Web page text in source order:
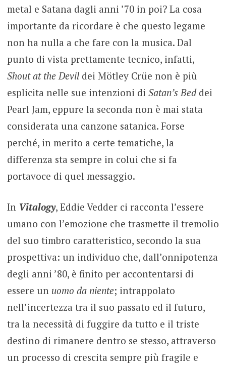
metal e Satana dagli anni ’70 in poi? La cosa
importante da ricordare è che questo legame
non ha nulla a che fare con la musica. Dal
punto di vista prettamente tecnico, infatti,
Shout at the Devildei Mötley Crüe non è più
esplicita nelle sue intenzioni di Satan’s Beddei
Pearl Jam, eppure la seconda non è mai stata
considerata una canzone satanica. Forse
perché, in merito a certe tematiche, la
differenza sta sempre in colui che si fa
portavoce di quel messaggio.
In Vitalogy, Eddie Vedder ci racconta l’essere
umano con l’emozione che trasmette il tremolio
del suo timbro caratteristico, secondo la sua
prospettiva: un individuo che, dall’onnipotenza
degli anni ’80, è finito per accontentarsi di
essere un uomo da niente; intrappolato
nell’incertezza tra il suo passato ed il futuro,
tra la necessità di fuggire da tutto e il triste
destino di rimanere dentro se stesso, attraverso
un processo di crescita sempre più fragile e